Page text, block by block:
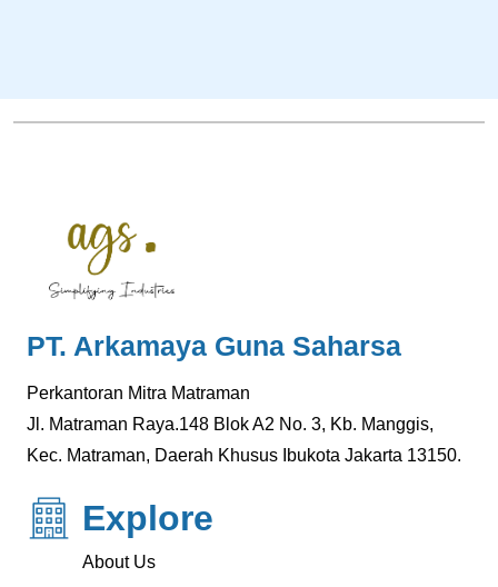
PT. Arkamaya Guna Saharsa
Perkantoran Mitra Matraman
Jl. Matraman Raya.148 Blok A2 No. 3, Kb. Manggis,
Kec. Matraman, Daerah Khusus Ibukota Jakarta 13150.
Explore
About Us